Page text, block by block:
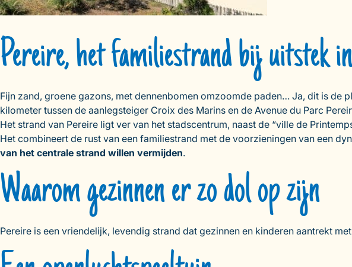
Pereire, het familiestrand bij uitstek
Fijn zand, groene gazons, met dennenbomen omzoomde paden… Ja, dit is de
kilometer tussen de aanlegsteiger Croix des Marins en de Avenue du Parc
Het strand van Pereire ligt ver van het stadscentrum, naast de “ville de
Het combineert de rust van een familiestrand met de voorzieningen van een
van het centrale strand willen vermijden.
Waarom gezinnen er zo dol op zijn
Pereire is een vriendelijk, levendig strand dat gezinnen en kinderen aantrekt